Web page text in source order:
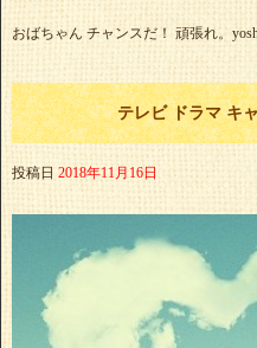
テレビ ドラマ キ
投稿日 2018年11月16日